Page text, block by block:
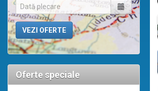
Oferte speciale